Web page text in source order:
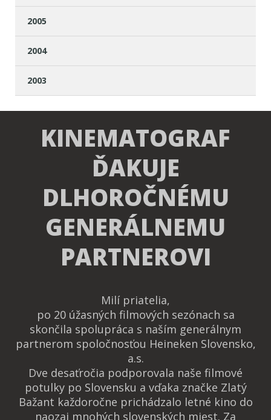
2005
2004
2003
KINEMATOGRAF
ĎAKUJE
DLHOROČNÉMU
GENERÁLNEMU
PARTNEROVI
Milí priatelia,
po 20 úžasných filmových sezónach sa
skončila spolupráca s naším generálnym
partnerom spoločnosťou Heineken Slovensko,
a.s.
Dve desaťročia podporovala naše filmové
potulky po Slovensku a vďaka značke Zlatý
Bažant každoročne prichádzalo letné kino do
naozaj mnohých slovenských miest. Za